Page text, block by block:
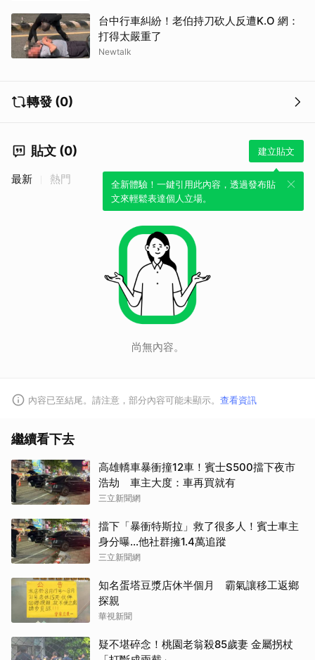
台中行車糾紛！老伯持刀砍人反遭K.O 網：
打得太嚴重了
Newtalk
轉發 (0)
貼文 (0) 建立貼文
全新體驗！一鍵引用此內容，透過發布貼
文來輕鬆表達個人立場。
最新 熱門
尚無內容。
內容已至結尾。請注意，部分內容可能未顯示。 查看資訊
繼續看下去
高雄轎車暴衝撞12車！賓士S500擋下夜市
浩劫 車主大度：車再買就有
三立新聞網
擋下「暴衝特斯拉」救了很多人！賓士車主
身分曝…他社群擁1.4萬追蹤
三立新聞網
知名蛋塔豆漿店休半個月 霸氣讓移工返鄉
探親
華視新聞
疑不堪碎念！桃園老翁殺85歲妻 金屬拐杖
取消